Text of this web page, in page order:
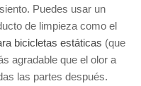
Puedes usar un
de limpieza como el
bicicletas estáticas (que
agradable que el olor a
las partes después.